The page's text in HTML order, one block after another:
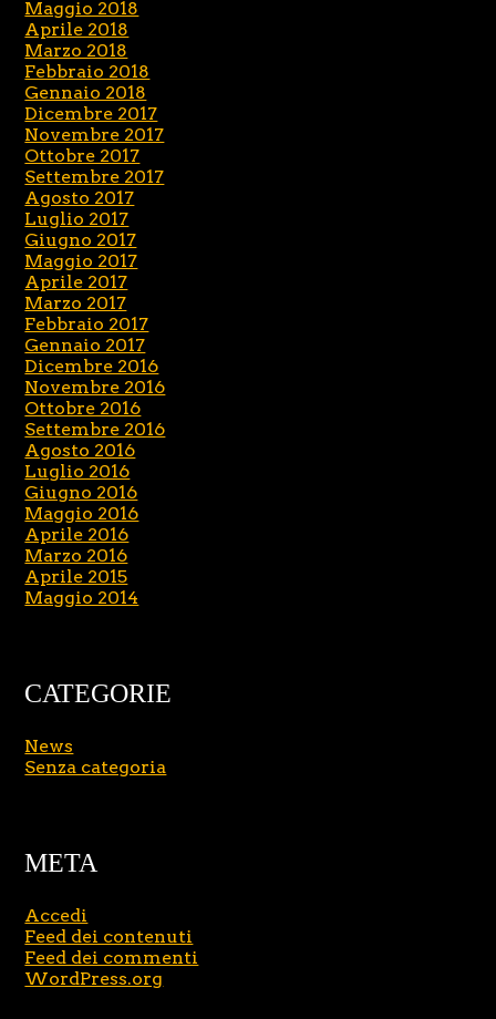
Maggio 2018
Aprile 2018
Marzo 2018
Febbraio 2018
Gennaio 2018
Dicembre 2017
Novembre 2017
Ottobre 2017
Settembre 2017
Agosto 2017
Luglio 2017
Giugno 2017
Maggio 2017
Aprile 2017
Marzo 2017
Febbraio 2017
Gennaio 2017
Dicembre 2016
Novembre 2016
Ottobre 2016
Settembre 2016
Agosto 2016
Luglio 2016
Giugno 2016
Maggio 2016
Aprile 2016
Marzo 2016
Aprile 2015
Maggio 2014
CATEGORIE
News
Senza categoria
META
Accedi
Feed dei contenuti
Feed dei commenti
WordPress.org